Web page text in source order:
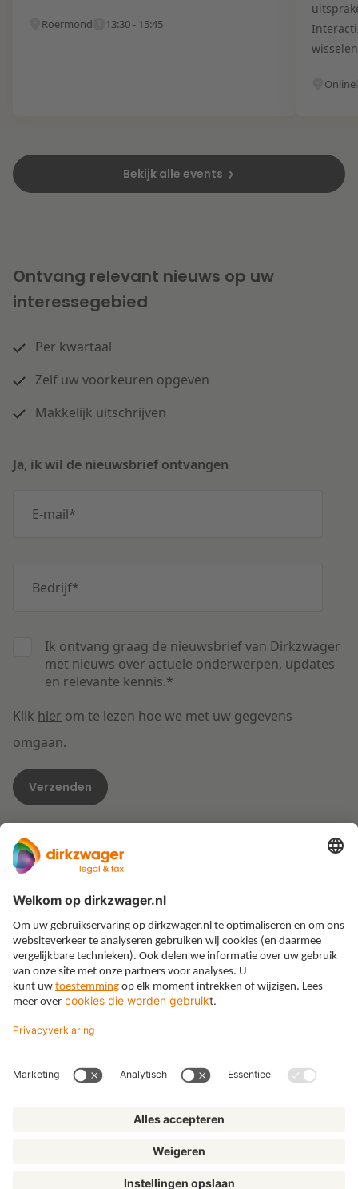
Roermond 13:30 - 15:45
Online
Bekijk alle events
Ontvang relevant nieuws op uw
interessegebied
Per kwartaal
Zelf uw voorkeuren opgeven
Makkelijk uitschrijven
Ja, ik wil de nieuwsbrief ontvangen
E-mail*
Bedrijf*
Ik ontvang graag de nieuwsbrief van Dirkzwager
met nieuws over actuele onderwerpen, updates
en relevante kennis.*
Klik hier om te lezen hoe we met uw gegevens
omgaan.
Expertises
Thema’s